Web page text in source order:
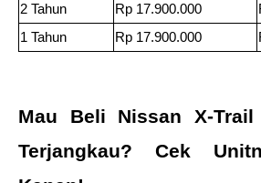
2 Tahun
Rp 17.900.000
1 Tahun
Rp 17.900.000
Mau Beli Nissan X-
Terjangkau? Cek